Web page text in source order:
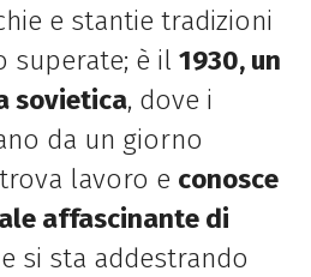
e stantie tradizioni
superate; è il 1930, un
sovietica, dove i
da un giorno
lavoro e conosce
affascinante di
si sta addestrando